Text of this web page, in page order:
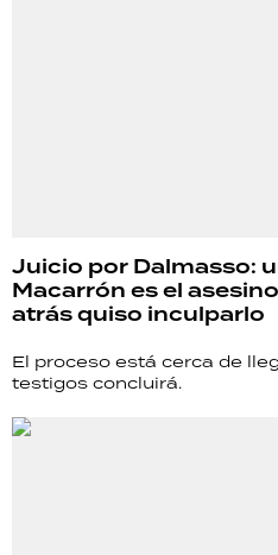
Juicio por Dalmasso:
Macarrón es el
atrás quiso inculparlo
El proceso está cerca de
testigos concluirá.